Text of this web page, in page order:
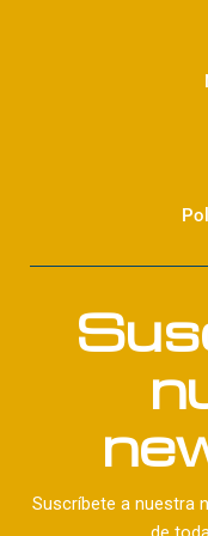
Suscríbete a nuestra